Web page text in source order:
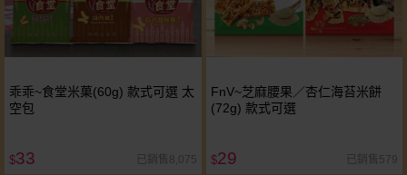
乖乖~食堂米菓(60g) 款式可選 太
空包
$33 已銷售8,075
FnV~芝麻腰果／杏仁海苔米餅
(72g) 款式可選
$29 已銷售579